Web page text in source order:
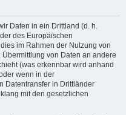
Daten in ein Drittland (d. h.
des Europäischen
im Rahmen der Nutzung von
von Daten an andere
(was erkennbar wird anhand
wenn in der
Datentransfer in Drittländer
mit den gesetzlichen